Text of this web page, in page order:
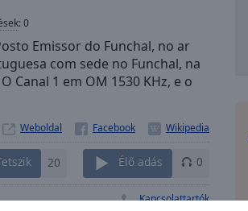
:0
Emissor do Funchal, no ar
com sede no Funchal, na
Canal 1 em OM 1530 KHz, e o
Weboldal
20 Élő adás 0
Kapcsolattartók